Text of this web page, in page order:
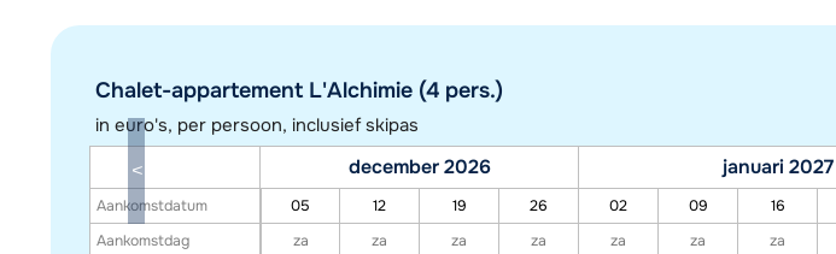
Chalet-appartement L'Alchimie (4 pers.)
in euro's, per persoon, inclusief skipas
Aankomstdatum
Aankomstdag
december 2026 januari 2027
05 12 19 26 02 09 16
za
za za za za za za